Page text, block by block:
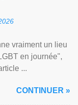
vraiment un lieu
en journée",
...
CONTINUER »